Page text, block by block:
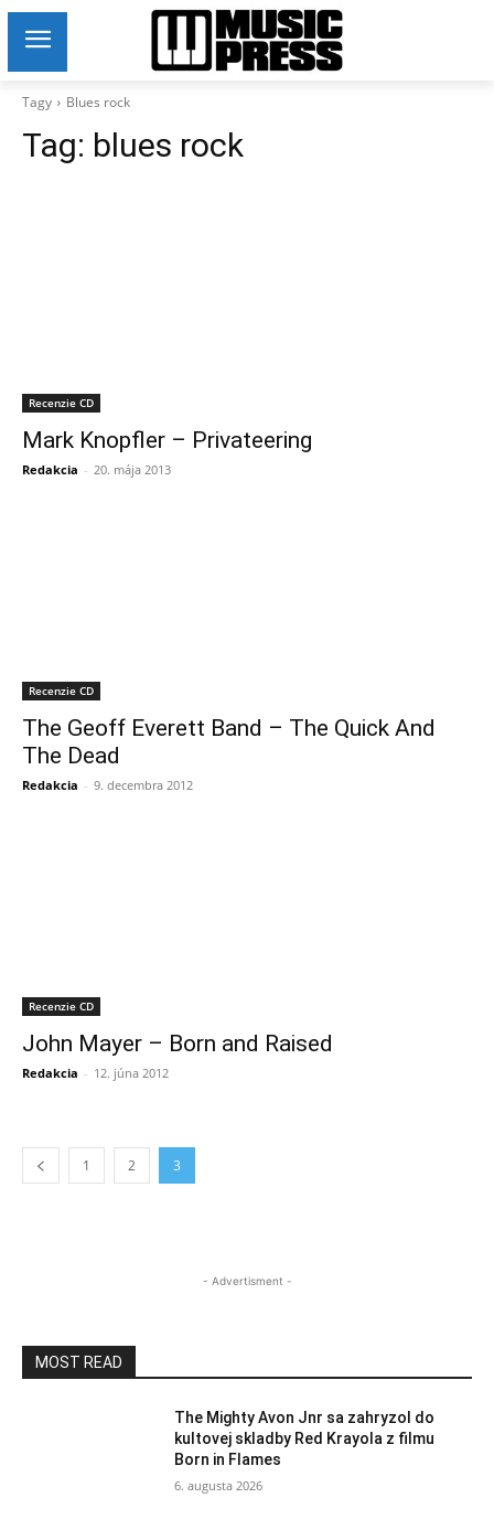
Tagy Blues rock
Tag: blues rock
Recenzie CD
Mark Knopfler – Privateering
Redakcia - 20. mája 2013
Recenzie CD
The Geoff Everett Band – The Quick And
The Dead
Redakcia - 9. decembra 2012
Recenzie CD
John Mayer – Born and Raised
Redakcia - 12. júna 2012
1 2 3
- Advertisment -
MOST READ
The Mighty Avon Jnr sa zahryzol do
kultovej skladby Red Krayola z filmu
Born in Flames
6. augusta 2026